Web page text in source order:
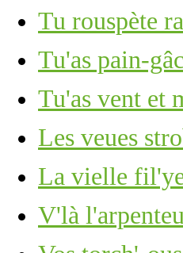
Tu rouspète
Tu'as pain-
Tu'as vent et
Les veues
La vielle fil'ye
V'là